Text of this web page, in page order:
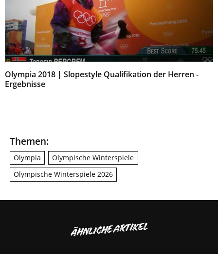
Olympia 2018 | Slopestyle Qualifikation der Herren -
Ergebnisse
Themen:
Olympia
Olympische Winterspiele
Olympische Winterspiele 2026
ÄHNLICHE ARTIKEL